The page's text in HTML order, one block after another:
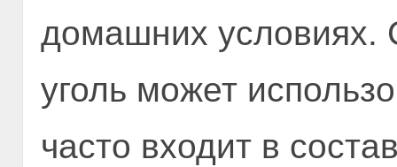
домашних условиях.
уголь может
часто входит в